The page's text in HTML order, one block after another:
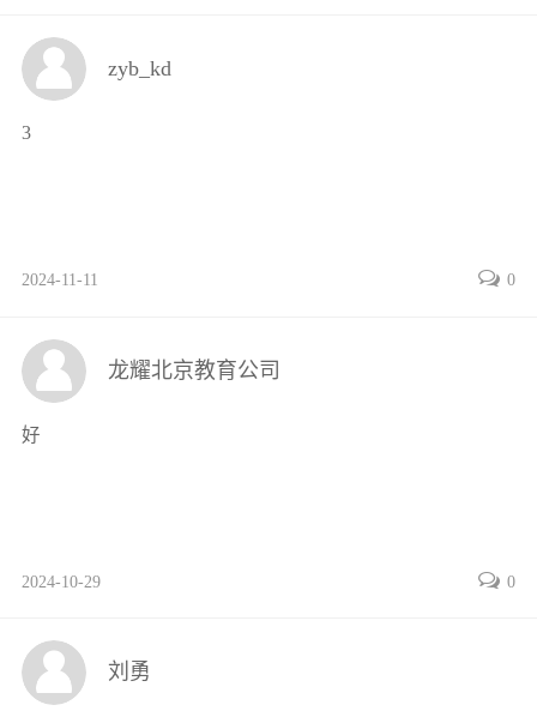
zyb_kd
3
2024-11-11 0
龙耀北京教育公司
好
2024-10-29 0
刘勇